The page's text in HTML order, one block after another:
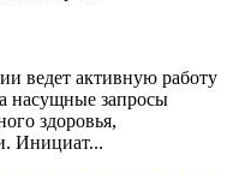
ведет активную работу
насущные запросы
здоровья,
Инициат...